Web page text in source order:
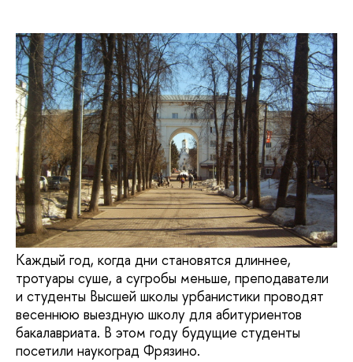
Каждый год, когда дни становятся длиннее,
тротуары суше, а сугробы меньше, преподаватели
и студенты Высшей школы урбанистики проводят
весеннюю выездную школу для абитуриентов
бакалавриата. В этом году будущие студенты
посетили наукоград Фрязино.